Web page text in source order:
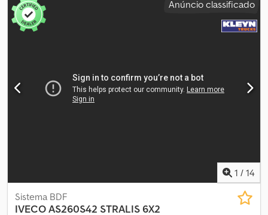
Anúncio classificado
1 / 14
Sistema BDF
IVECOAS260S42 STRALIS 6X2